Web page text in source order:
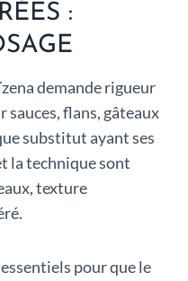
:
demande rigueur
flans, gâteaux
substitut ayant ses
la technique sont
texture
pour que le